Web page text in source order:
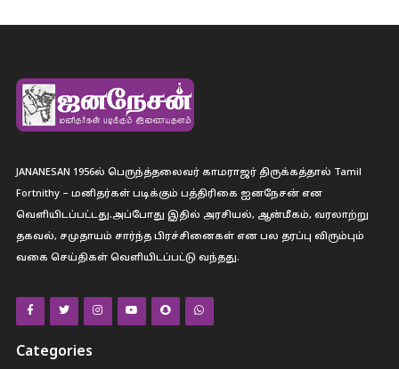
JANANESAN 1956ல் பெருந்த்தலைவர் காமராஜர் திருக்கத்தால் Tamil
Fortnithy – மனிதர்கள் படிக்கும் பத்திரிகை ஐனநேசன் என
வெளியிடப்பட்டது.அப்போது இதில் அரசியல், ஆன்மீகம், வரலாற்று
தகவல், சமுதாயம் சார்ந்த பிரச்சினைகள் என பல தரப்பு விரும்பும்
வகை செய்திகள் வெளியிடப்பட்டு வந்தது.
Categories